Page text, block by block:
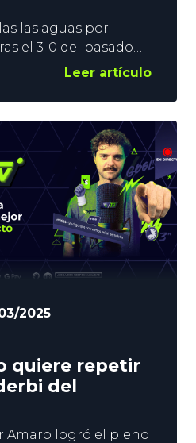
las aguas por
el 3-0 del pasado
los de Ancelotti
blancos están
todos sus
tener opciones
semana visitan
Xabi analiza el
Leer artículo
2025
quiere repetir
del
Amaro logró el pleno